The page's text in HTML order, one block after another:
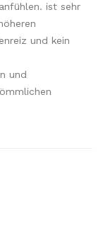
ist sehr
und kein
und